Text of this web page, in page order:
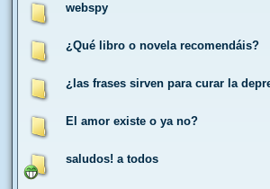
webspy
¿Qué libro o novela recomendáis?
¿las frases sirven para curar la
El amor existe o ya no?
saludos! a todos